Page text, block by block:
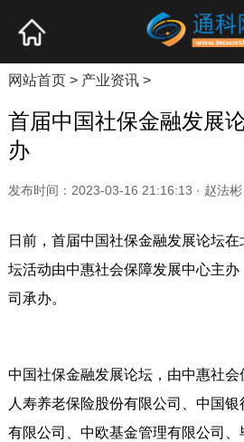
产业资讯
网站首页> 产业资讯>
首届中国社保金融发展
办
发布时间：2023-03-16 21:16:13 · 赵法彬
日前，首届中国社保金融发展论坛
坛活动由中惠社会保障发展中心主
司承办。
中国社保金融发展论坛，由中惠社
人寿养老保险股份有限公司、中国
有限公司、中欧基金管理有限公司